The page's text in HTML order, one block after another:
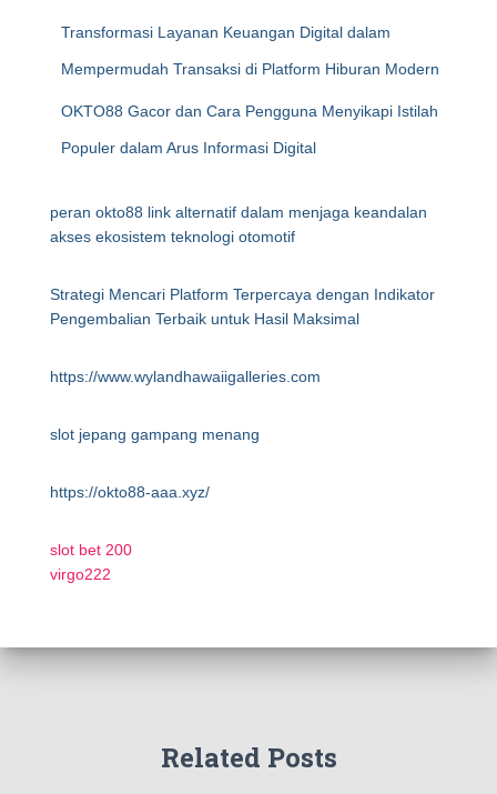
Transformasi Layanan Keuangan Digital dalam
Mempermudah Transaksi di Platform Hiburan Modern
OKTO88 Gacor dan Cara Pengguna Menyikapi Istilah
Populer dalam Arus Informasi Digital
peran okto88 link alternatif dalam menjaga keandalan
akses ekosistem teknologi otomotif
Strategi Mencari Platform Terpercaya dengan Indikator
Pengembalian Terbaik untuk Hasil Maksimal
https://www.wylandhawaiigalleries.com
slot jepang gampang menang
https://okto88-aaa.xyz/
slot bet 200
virgo222
Related Posts